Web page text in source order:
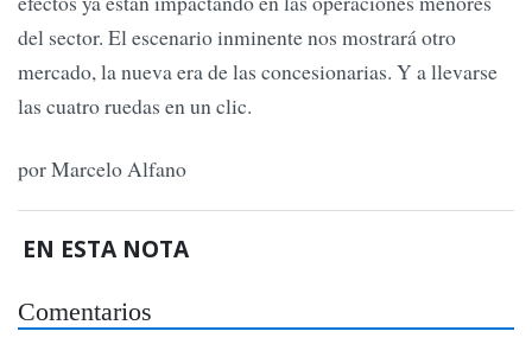
del sector. El escenario inminente nos mostrará otro
mercado, la nueva era de las concesionarias. Y a llevarse
las cuatro ruedas en un clic.
por Marcelo Alfano
EN ESTA NOTA
Comentarios